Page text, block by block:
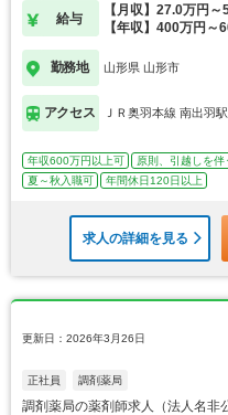
給与
【月収】27.0万円
【年収】400万円～
勤務地 山形県 山形市
アクセス ＪＲ奥羽本線 南出羽駅
年収600万円以上可 原則、引越しを伴
夏～秋入職可
年間休日120日以上
求人の詳細を見る
更新日：2026年3月26日
正社員 調剤薬局
調剤薬局の薬剤師求人（法人名